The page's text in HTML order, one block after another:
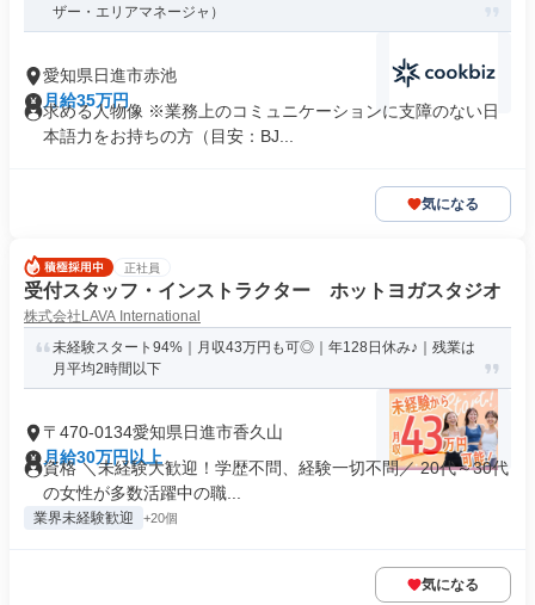
ザー・エリアマネージャ）
愛知県日進市赤池
月給35万円
求める人物像 ※業務上のコミュニケーションに支障のない日
本語力をお持ちの方（目安：BJ...
気になる
正社員
受付スタッフ・インストラクター ホットヨガスタジオ
株式会社LAVA International
未経験スタート94%｜月収43万円も可◎｜年128日休み♪｜残業は
月平均2時間以下
〒470-0134愛知県日進市香久山
月給30万円以上
資格 ＼未経験大歓迎！学歴不問、経験一切不問／ 20代～30代
の女性が多数活躍中の職...
業界未経験歓迎 +20個
気になる